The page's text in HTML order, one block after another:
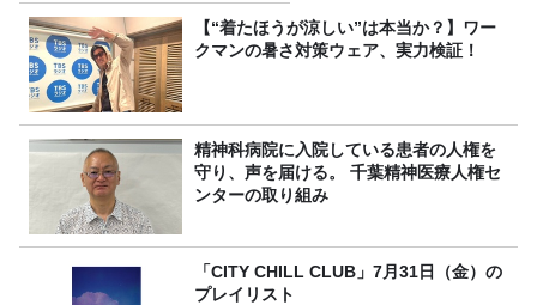
【“着たほうが涼しい”は本当か？】ワー
クマンの暑さ対策ウェア、実力検証！
精神科病院に入院している患者の人権を
守り、声を届ける。 千葉精神医療人権セ
ンターの取り組み
「CITY CHILL CLUB」7月31日（金）の
プレイリスト